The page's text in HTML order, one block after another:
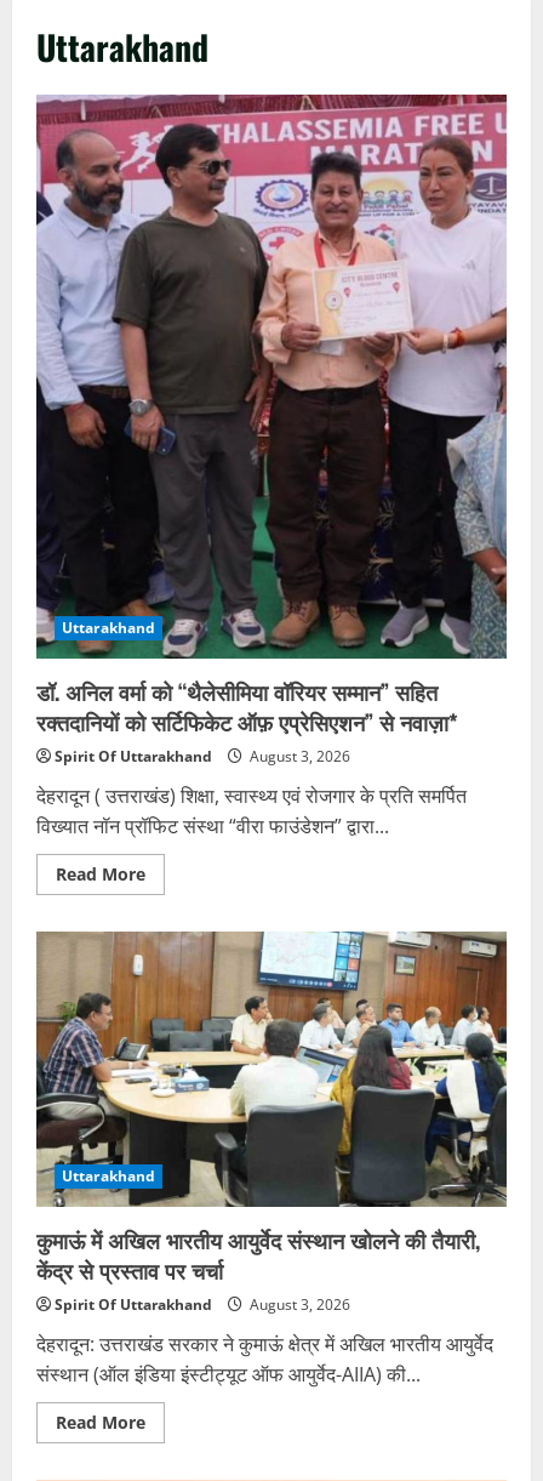
Uttarakhand
Uttarakhand
डॉ. अनिल वर्मा को “थैलेसीमिया वॉरियर सम्मान” सहित
रक्तदानियों को सर्टिफिकेट ऑफ़ एप्रेसिएशन” से नवाज़ा*
Spirit Of Uttarakhand August 3, 2026
देहरादून ( उत्तराखंड) शिक्षा, स्वास्थ्य एवं रोजगार के प्रति समर्पित
विख्यात नॉन प्रॉफिट संस्था “वीरा फाउंडेशन” द्वारा...
Read MoreRead
more
अनिल
वर्मा
“थैलेसीमिया
सम्मान”
सहित
रक्तदानियों
को
सर्टिफिकेट
ऑफ़
एप्रेसिएशन”
नवाज़ा*
Uttarakhand
कुमाऊं में अखिल भारतीय आयुर्वेद संस्थान खोलने की तैयारी,
केंद्र से प्रस्ताव पर चर्चा
Spirit Of Uttarakhand August 3, 2026
देहरादून: उत्तराखंड सरकार ने कुमाऊं क्षेत्र में अखिल भारतीय आयुर्वेद
संस्थान (ऑल इंडिया इंस्टीट्यूट ऑफ आयुर्वेद-AIIA) की...
Read MoreRead
more